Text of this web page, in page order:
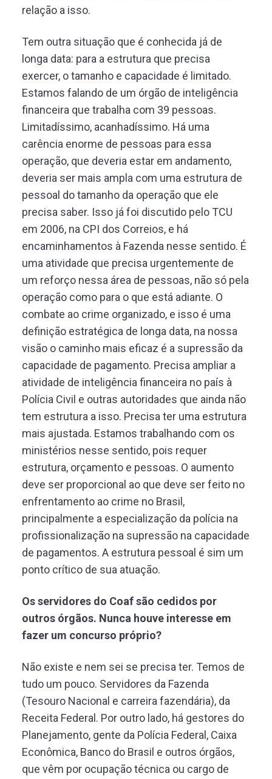
relação a isso.
Tem outra situação que é conhecida já de
longa data: para a estrutura que precisa
exercer, o tamanho e capacidade é limitado.
Estamos falando de um órgão de inteligência
financeira que trabalha com 39 pessoas.
Limitadíssimo, acanhadíssimo. Há uma
carência enorme de pessoas para essa
operação, que deveria estar em andamento,
deveria ser mais ampla com uma estrutura de
pessoal do tamanho da operação que ele
precisa saber. Isso já foi discutido pelo TCU
em 2006, na CPI dos Correios, e há
encaminhamentos à Fazenda nesse sentido. É
uma atividade que precisa urgentemente de
um reforço nessa área de pessoas, não só pela
operação como para o que está adiante. O
combate ao crime organizado, e isso é uma
definição estratégica de longa data, na nossa
visão o caminho mais eficaz é a supressão da
capacidade de pagamento. Precisa ampliar a
atividade de inteligência financeira no país à
Polícia Civil e outras autoridades que ainda não
tem estrutura a isso. Precisa ter uma estrutura
mais ajustada. Estamos trabalhando com os
ministérios nesse sentido, pois requer
estrutura, orçamento e pessoas. O aumento
deve ser proporcional ao que deve ser feito no
enfrentamento ao crime no Brasil,
principalmente a especialização da polícia na
profissionalização na supressão na capacidade
de pagamentos. A estrutura pessoal é sim um
ponto crítico de sua atuação.
Os servidores do Coaf são cedidos por
outros órgãos. Nunca houve interesse em
fazer um concurso próprio?
Não existe e nem sei se precisa ter. Temos de
tudo um pouco. Servidores da Fazenda
(Tesouro Nacional e carreira fazendária), da
Receita Federal. Por outro lado, há gestores do
Planejamento, gente da Polícia Federal, Caixa
Econômica, Banco do Brasil e outros órgãos,
que vêm por ocupação técnica ou cargo de